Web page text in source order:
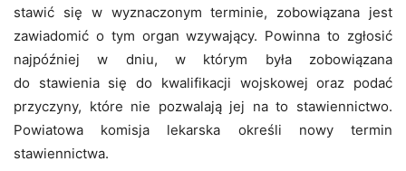
stawić się w wyznaczonym terminie, zobowiązana jest
zawiadomić o tym organ wzywający. Powinna to zgłosić
najpóźniej w dniu, w którym była zobowiązana
do stawienia się do kwalifikacji wojskowej oraz podać
przyczyny, które nie pozwalają jej na to stawiennictwo.
Powiatowa komisja lekarska określi nowy termin
stawiennictwa.